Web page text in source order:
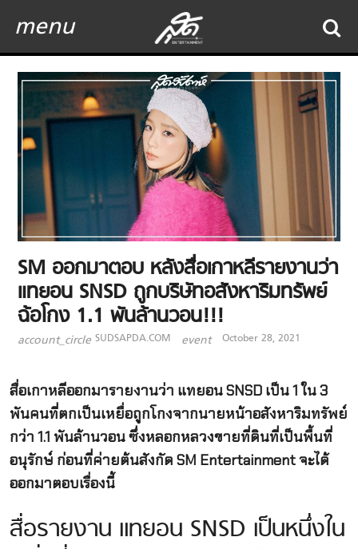
menu
SM ออกมาตอบ หลังสื่อเกาหลีรายงานว่า
แทยอน SNSD ถูกบริษัทอสังหาริมทรัพย์
ฉ้อโกง 1.1 พันล้านวอน!!!
account_circle SUDSAPDA.COM event October 28, 2021
สื่อเกาหลีออกมารายงานว่า แทยอน SNSD เป็น 1 ใน 3
พันคนที่ตกเป็นเหยื่อถูกโกงจากนายหน้าอสังหาริมทรัพย์
กว่า 1.1 พันล้านวอน ซึ่งหลอกหลวงขายที่ดินที่เป็นพื้นที่
อนุรักษ์ ก่อนที่ค่ายต้นสังกัด SM Entertainment จะได้
ออกมาตอบเรื่องนี้
สื่อรายงาน แทยอน SNSD เป็นหนึ่งใน